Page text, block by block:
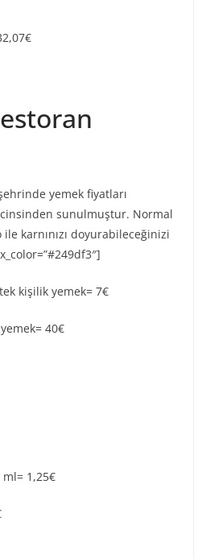
yemek fiyatları
sunulmuştur. Normal
karnınızı doyurabileceğinizi
kişilik yemek= 7€
40€
1,25€